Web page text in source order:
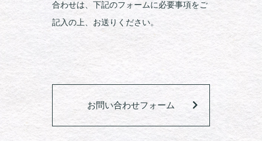
合わせは、下記のフォームに必要事項をご
記入の上、お送りください。
お問い合わせフォーム